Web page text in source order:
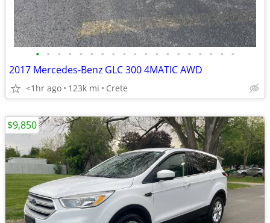
• • • • • • • • • • • • • • • • • • •
2017 Mercedes-Benz GLC 300 4MATIC AWD
<1hr ago 123k mi Crete
$9,850